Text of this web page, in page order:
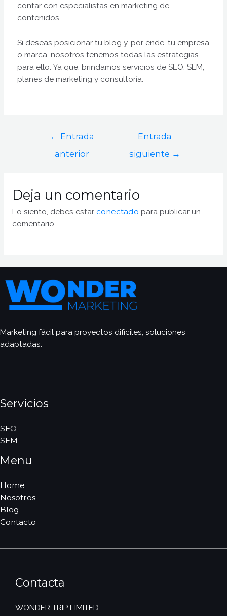
contar con especialistas en marketing de
contenidos.
Si deseas posicionar tu blog y, por ende, tu empresa
o marca, nosotros tenemos todas las estrategias
para ello. Ya que, brindamos servicios de SEO, SEM,
planes de marketing y consultoría.
← Entrada
anterior
Entrada
siguiente →
Deja un comentario
Lo siento, debes estar conectado para publicar un
comentario.
Marketing fácil para proyectos difíciles, soluciones
adaptadas.
Servicios
SEO
SEM
Menu
Home
Nosotros
Blog
Contacto
Contacta
WONDER TRIP LIMITED